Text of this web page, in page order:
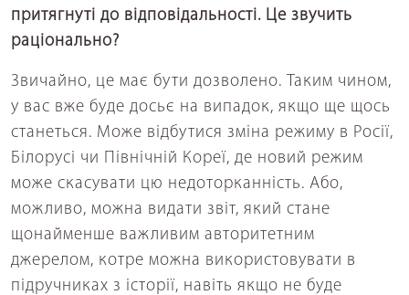
притягнуті до відповідальності. Це звучить
раціонально?
Звичайно, це має бути дозволено. Таким чином,
у вас вже буде досьє на випадок, якщо ще щось
станеться. Може відбутися зміна режиму в Росії,
Білорусі чи Північній Кореї, де новий режим
може скасувати цю недоторканність. Або,
можливо, можна видати звіт, який стане
щонайменше важливим авторитетним
джерелом, котре можна використовувати в
підручниках з історії, навіть якщо не буде